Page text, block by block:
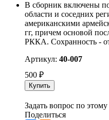
В сборник включены
области и соседних
американскими
гг, причем основой
РККА. Сохранность -
Артикул: 40-007
500 ₽
Купить
Задать вопрос по этому
Поделиться